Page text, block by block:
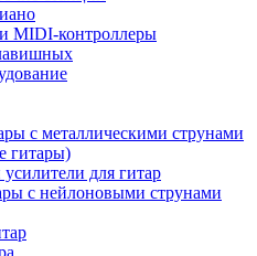
MIDI-контроллеры
с металлическими струнами
гитары)
для гитар
с нейлоновыми струнами